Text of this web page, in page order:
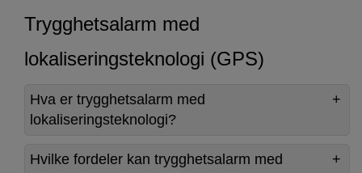
Trygghetsalarm med
lokaliseringsteknologi (GPS)
Hva er trygghetsalarm med
lokaliseringsteknologi?
Hvilke fordeler kan trygghetsalarm med